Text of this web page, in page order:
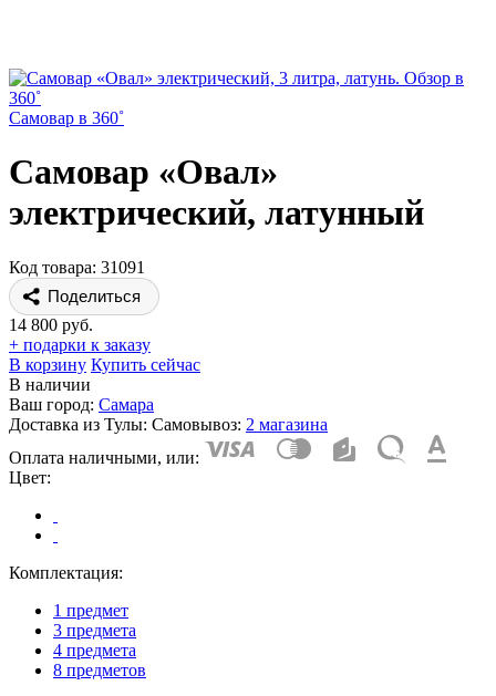
Самовар в 360˚
Самовар «Овал»
электрический, латунный
Код товара: 31091
Поделиться
14 800 руб.
+ подарки к заказу
В корзину Купить сейчас
В наличии
Ваш город: Самара
Доставка из Тулы: Самовывоз: 2 магазина
Оплата наличными, или:
Цвет:
Комплектация:
1 предмет
3 предмета
4 предмета
8 предметов